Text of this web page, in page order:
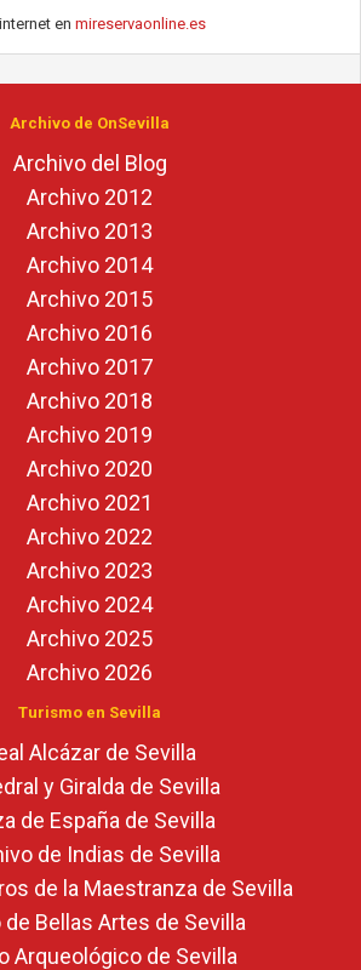
en mireservaonline.es
Archivo de OnSevilla
Archivo del Blog
Archivo 2012
Archivo 2013
Archivo 2014
Archivo 2015
Archivo 2016
Archivo 2017
Archivo 2018
Archivo 2019
Archivo 2020
Archivo 2021
Archivo 2022
Archivo 2023
Archivo 2024
Archivo 2025
Archivo 2026
Turismo en Sevilla
Alcázar de Sevilla
y Giralda de Sevilla
de España de Sevilla
de Indias de Sevilla
de la Maestranza de Sevilla
Bellas Artes de Sevilla
Arqueológico de Sevilla